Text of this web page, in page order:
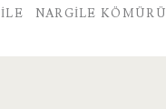
NARGILE KÖMÜRÜ